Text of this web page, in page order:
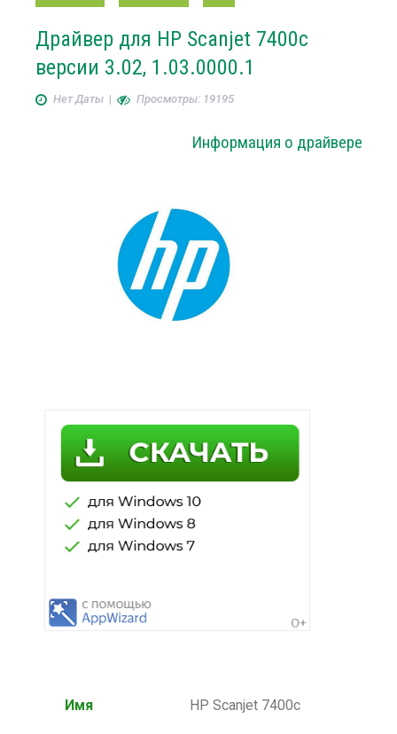
Драйвер для HP Scanjet 7400c
версии 3.02, 1.03.0000.1
Нет Даты| Просмотры: 19195
Информация о драйвере
Имя HP Scanjet 7400c